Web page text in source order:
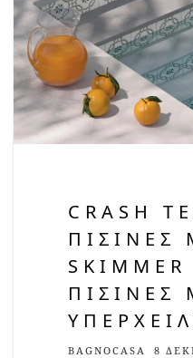
CRASH
ΠΙΣΊΝΕΣ
SKIMMER
ΠΙΣΊΝΕΣ
BAGNOCASA 8